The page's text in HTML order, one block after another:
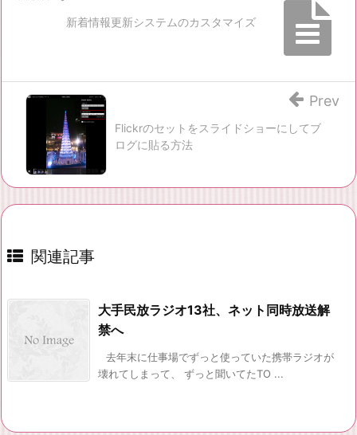
新着情報更新システムのカスタマイズ
Flickrのセットをスライドショーにしてブ
ログに貼る方法
Prev
関連記事
大手民放ラジオ13社、ネット同時放送解
禁へ
去年末に仕事場でずっと使っていた携帯ラジオが
壊れてしまって、 ずっと聞いてたTO ...